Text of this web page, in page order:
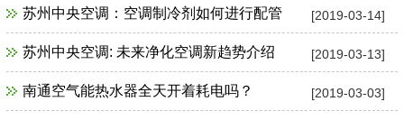
[2019-03-14]
苏州中央空调：空调制冷剂如何进行配管
[2019-03-13]
苏州中央空调: 未来净化空调新趋势介绍
[2019-03-03]
南通空气能热水器全天开着耗电吗？